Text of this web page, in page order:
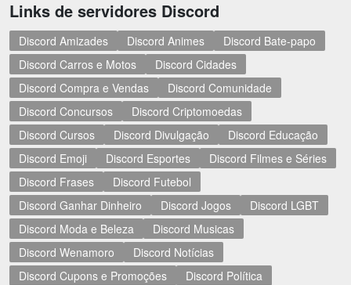
Links de servidores Discord
Discord Amizades Discord Animes
Discord Bate-papo
Discord Carros e Motos
Discord Cidades
Discord Compra e Vendas
Discord Comunidade
Discord Concursos
Discord Criptomoedas
Discord Cursos
Discord Divulgação
Discord Educação
Discord Emoji
Discord Esportes
Discord Filmes e Séries
Discord Frases
Discord Futebol
Discord Ganhar Dinheiro
Discord Jogos
Discord LGBT
Discord Moda e Beleza
Discord Musicas
Discord Wenamoro
Discord Notícias
Discord Cupons e Promoções
Discord Política